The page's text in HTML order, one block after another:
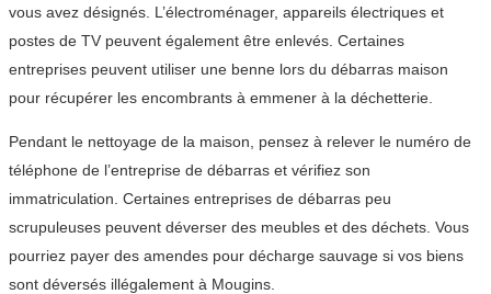
vous avez désignés. L’électroménager, appareils électriques et
postes de TV peuvent également être enlevés. Certaines
entreprises peuvent utiliser une benne lors du débarras maison
pour récupérer les encombrants à emmener à la déchetterie.
Pendant le nettoyage de la maison, pensez à relever le numéro de
téléphone de l’entreprise de débarras et vérifiez son
immatriculation. Certaines entreprises de débarras peu
scrupuleuses peuvent déverser des meubles et des déchets. Vous
pourriez payer des amendes pour décharge sauvage si vos biens
sont déversés illégalement à Mougins.